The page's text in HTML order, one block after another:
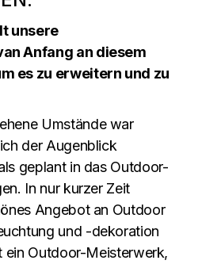
unsere
Anfang an diesem
es zu erweitern und zu
Umstände war
der Augenblick
geplant in das Outdoor-
In nur kurzer Zeit
Angebot an Outdoor
und -dekoration
ein Outdoor-Meisterwerk,